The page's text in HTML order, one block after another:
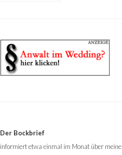
Der Bockbrief
informiert etwa einmal im Monat über meine